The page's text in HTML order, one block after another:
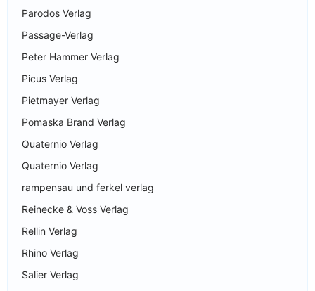
Parodos Verlag
Passage-Verlag
Peter Hammer Verlag
Picus Verlag
Pietmayer Verlag
Pomaska Brand Verlag
Quaternio Verlag
Quaternio Verlag
rampensau und ferkel verlag
Reinecke & Voss Verlag
Rellin Verlag
Rhino Verlag
Salier Verlag